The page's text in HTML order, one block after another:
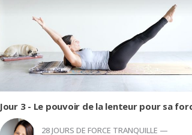
Jour 3 - Le pouvoir de la lenteur pour sa
28 JOURS DE FORCE TRANQUILLE —